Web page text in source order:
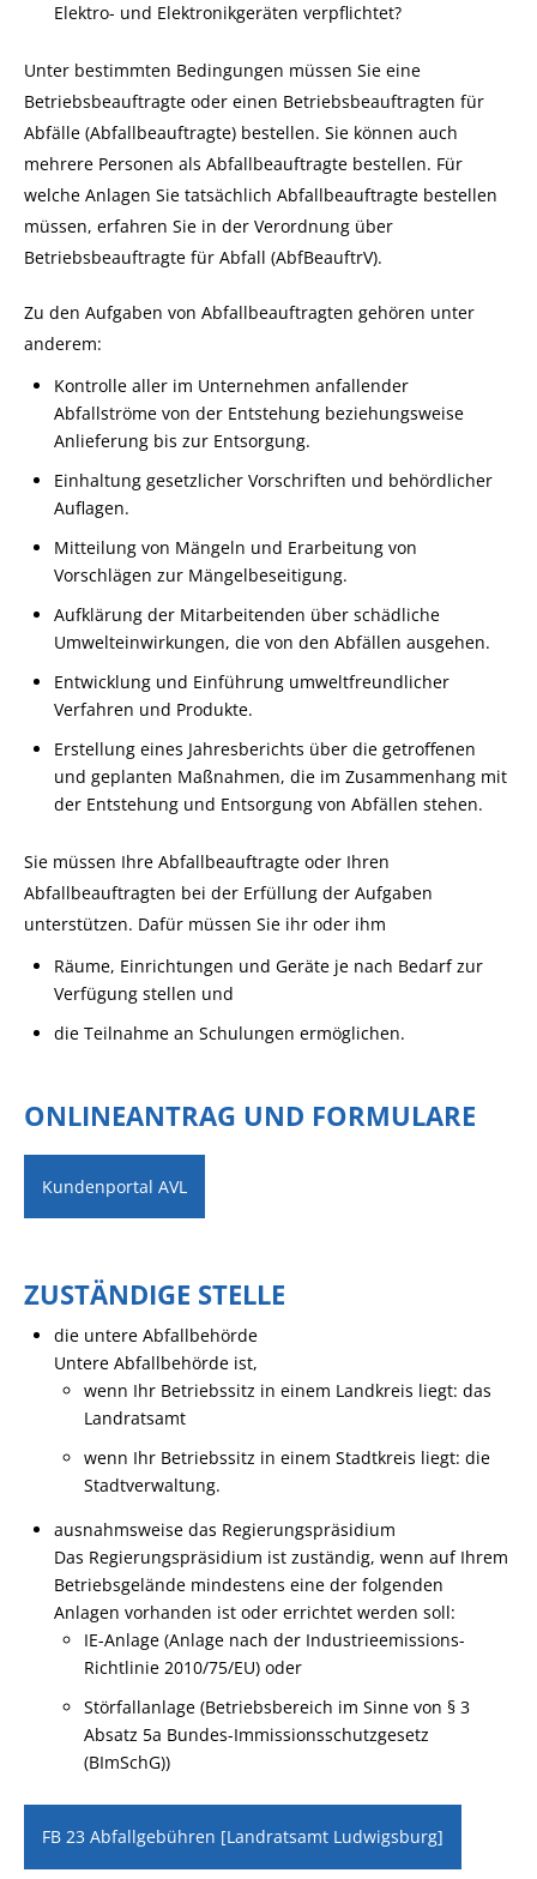
Elektro- und Elektronikgeräten verpflichtet?
Unter bestimmten Bedingungen müssen Sie eine
Betriebsbeauftragte oder einen Betriebsbeauftragten für
Abfälle (Abfallbeauftragte) bestellen. Sie können auch
mehrere Personen als Abfallbeauftragte bestellen. Für
welche Anlagen Sie tatsächlich Abfallbeauftragte bestellen
müssen, erfahren Sie in der Verordnung über
Betriebsbeauftragte für Abfall (AbfBeauftrV).
Zu den Aufgaben von Abfallbeauftragten gehören unter
anderem:
Kontrolle aller im Unternehmen anfallender
Abfallströme von der Entstehung beziehungsweise
Anlieferung bis zur Entsorgung.
Einhaltung gesetzlicher Vorschriften und behördlicher
Auflagen.
Mitteilung von Mängeln und Erarbeitung von
Vorschlägen zur Mängelbeseitigung.
Aufklärung der Mitarbeitenden über schädliche
Umwelteinwirkungen, die von den Abfällen ausgehen.
Entwicklung und Einführung umweltfreundlicher
Verfahren und Produkte.
Erstellung eines Jahresberichts über die getroffenen
und geplanten Maßnahmen, die im Zusammenhang mit
der Entstehung und Entsorgung von Abfällen stehen.
Sie müssen Ihre Abfallbeauftragte oder Ihren
Abfallbeauftragten bei der Erfüllung der Aufgaben
unterstützen. Dafür müssen Sie ihr oder ihm
Räume, Einrichtungen und Geräte je nach Bedarf zur
Verfügung stellen und
die Teilnahme an Schulungen ermöglichen.
ONLINEANTRAG UND FORMULARE
Kundenportal AVL
ZUSTÄNDIGE STELLE
die untere Abfallbehörde
Untere Abfallbehörde ist,
wenn Ihr Betriebssitz in einem Landkreis liegt: das
Landratsamt
wenn Ihr Betriebssitz in einem Stadtkreis liegt: die
Stadtverwaltung.
ausnahmsweise das Regierungspräsidium
Das Regierungspräsidium ist zuständig, wenn auf Ihrem
Betriebsgelände mindestens eine der folgenden
Anlagen vorhanden ist oder errichtet werden soll:
IE-Anlage (Anlage nach der Industrieemissions-
Richtlinie 2010/75/EU) oder
Störfallanlage (Betriebsbereich im Sinne von § 3
Absatz 5a Bundes-Immissionsschutzgesetz
(BImSchG))
FB 23 Abfallgebühren [Landratsamt Ludwigsburg]